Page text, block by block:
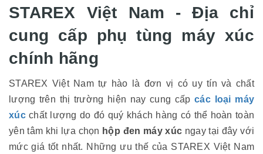
STAREX Việt Nam - Địa chỉ
cung cấp phụ tùng máy xúc
chính hãng
STAREX Việt Nam tự hào là đơn vị có uy tín và chất
lượng trên thị trường hiện nay cung cấpcác loại máy
xúcchất lượng do đó quý khách hàng có thể hoàn toàn
yên tâm khi lựa chọn hộp đen máy xúc ngay tại đây với
mức giá tốt nhất. Những ưu thế của STAREX Việt Nam